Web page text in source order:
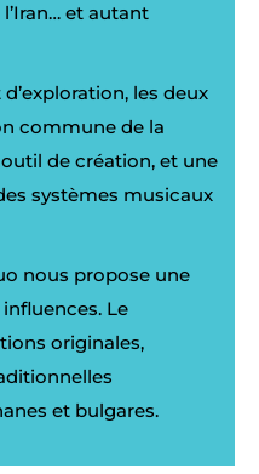
l’Iran… et autant
les deux
commune de la
de création, et une
systèmes musicaux
nous propose une
Le
originales,
et bulgares.